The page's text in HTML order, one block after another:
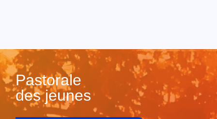
Pastorale
des jeunes